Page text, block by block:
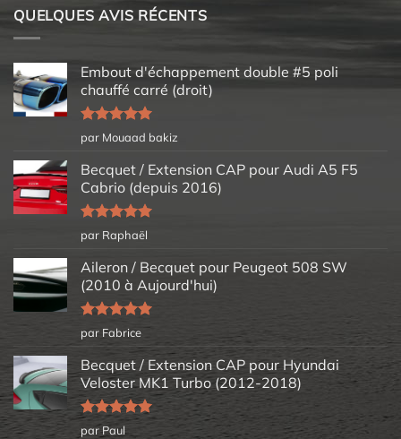
QUELQUES AVIS RÉCENTS
Embout d'échappement double #5 poli
chauffé carré (droit)
Note5sur
5
par Mouaad bakiz
Becquet / Extension CAP pour Audi A5 F5
Cabrio (depuis 2016)
Note5sur
5
par Raphaël
Aileron / Becquet pour Peugeot 508 SW
(2010 à Aujourd'hui)
Note5sur
5
par Fabrice
Becquet / Extension CAP pour Hyundai
Veloster MK1 Turbo (2012-2018)
Note5sur
par Paul